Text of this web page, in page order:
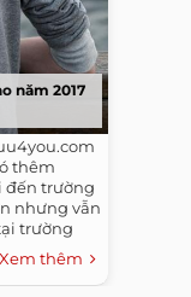
năm 2017
thêm
đến trường
nhưng vẫn
trường
Xem thêm